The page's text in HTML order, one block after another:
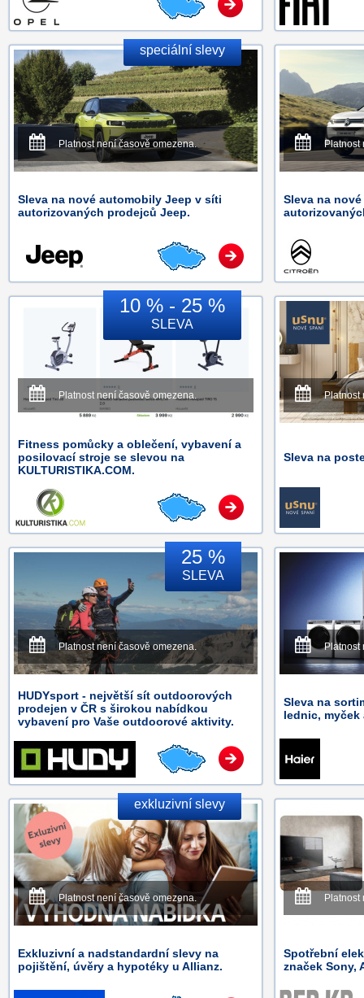
speciální slevy
Platnost není časově omezena.
Sleva na nové automobily Jeep v síti
autorizovaných prodejců Jeep.
Platnost
Sleva na
10 % - 25 %
SLEVA
Platnost není časově omezena.
Fitness pomůcky a oblečení, vybavení a
posilovací stroje se slevou na
KULTURISTIKA.COM.
Platnost
Sleva na
25 %
SLEVA
Platnost není časově omezena.
HUDYsport - největší sít outdoorových
prodejen v ČR s širokou nabídkou
vybavení pro Vaše outdoorové aktivity.
Platnost
Sleva na
lednic, myček
exkluzivní slevy
Platnost není časově omezena.
Exkluzivní a nadstandardní slevy na
pojištění, úvěry a hypotéky u Allianz.
Platnost
Spotřební
značek Sony,